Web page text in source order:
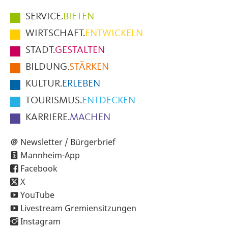
Hauptmenüpunkte
im
Fußbereich
der
Seite
SERVICE.BIETEN
WIRTSCHAFT.ENTWICKELN
STADT.GESTALTEN
BILDUNG.STÄRKEN
KULTUR.ERLEBEN
TOURISMUS.ENTDECKEN
KARRIERE.MACHEN
Newsletter / Bürgerbrief
Mannheim-App
Facebook
X
YouTube
Livestream Gremiensitzungen
Instagram